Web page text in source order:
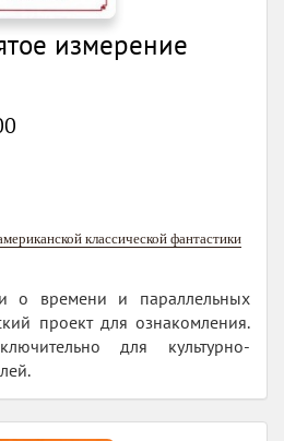
измерение
классической фантастики
о времени и параллельных
проект для ознакомления.
для культурно-